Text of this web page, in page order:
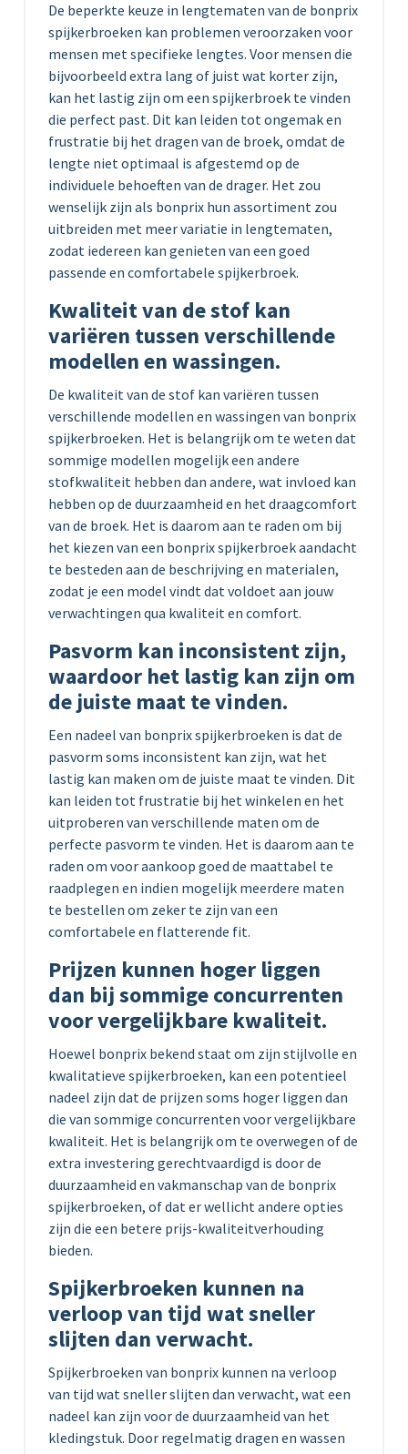
De beperkte keuze in lengtematen van de bonprix
spijkerbroeken kan problemen veroorzaken voor
mensen met specifieke lengtes. Voor mensen die
bijvoorbeeld extra lang of juist wat korter zijn,
kan het lastig zijn om een spijkerbroek te vinden
die perfect past. Dit kan leiden tot ongemak en
frustratie bij het dragen van de broek, omdat de
lengte niet optimaal is afgestemd op de
individuele behoeften van de drager. Het zou
wenselijk zijn als bonprix hun assortiment zou
uitbreiden met meer variatie in lengtematen,
zodat iedereen kan genieten van een goed
passende en comfortabele spijkerbroek.
Kwaliteit van de stof kan
variëren tussen verschillende
modellen en wassingen.
De kwaliteit van de stof kan variëren tussen
verschillende modellen en wassingen van bonprix
spijkerbroeken. Het is belangrijk om te weten dat
sommige modellen mogelijk een andere
stofkwaliteit hebben dan andere, wat invloed kan
hebben op de duurzaamheid en het draagcomfort
van de broek. Het is daarom aan te raden om bij
het kiezen van een bonprix spijkerbroek aandacht
te besteden aan de beschrijving en materialen,
zodat je een model vindt dat voldoet aan jouw
verwachtingen qua kwaliteit en comfort.
Pasvorm kan inconsistent zijn,
waardoor het lastig kan zijn om
de juiste maat te vinden.
Een nadeel van bonprix spijkerbroeken is dat de
pasvorm soms inconsistent kan zijn, wat het
lastig kan maken om de juiste maat te vinden. Dit
kan leiden tot frustratie bij het winkelen en het
uitproberen van verschillende maten om de
perfecte pasvorm te vinden. Het is daarom aan te
raden om voor aankoop goed de maattabel te
raadplegen en indien mogelijk meerdere maten
te bestellen om zeker te zijn van een
comfortabele en flatterende fit.
Prijzen kunnen hoger liggen
dan bij sommige concurrenten
voor vergelijkbare kwaliteit.
Hoewel bonprix bekend staat om zijn stijlvolle en
kwalitatieve spijkerbroeken, kan een potentieel
nadeel zijn dat de prijzen soms hoger liggen dan
die van sommige concurrenten voor vergelijkbare
kwaliteit. Het is belangrijk om te overwegen of de
extra investering gerechtvaardigd is door de
duurzaamheid en vakmanschap van de bonprix
spijkerbroeken, of dat er wellicht andere opties
zijn die een betere prijs-kwaliteitverhouding
bieden.
Spijkerbroeken kunnen na
verloop van tijd wat sneller
slijten dan verwacht.
Spijkerbroeken van bonprix kunnen na verloop
van tijd wat sneller slijten dan verwacht, wat een
nadeel kan zijn voor de duurzaamheid van het
kledingstuk. Door regelmatig dragen en wassen